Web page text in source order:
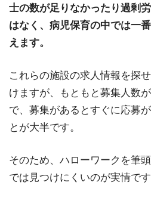
士の数が足りなかったり過剰
はなく、病児保育の中では一
えます。
これらの施設の求人情報を探
けますが、もともと募集人数
で、募集があるとすぐに応募
とが大半です。
そのため、ハローワークを筆
では見つけにくいのが実情です